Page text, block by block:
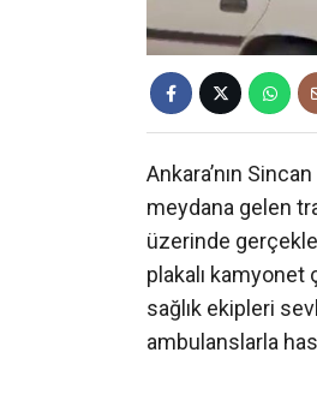
Ankara’nın
meydana gelen
üzerinde
plakalı kamyonet
sağlık ekipleri
ambulanslarla